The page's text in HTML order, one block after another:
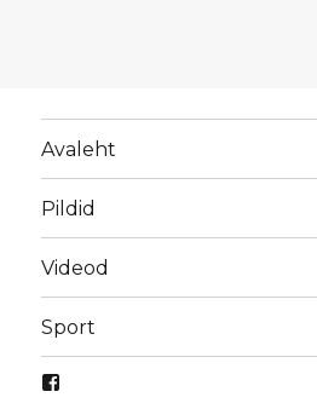
Avaleht
Pildid
Videod
Sport